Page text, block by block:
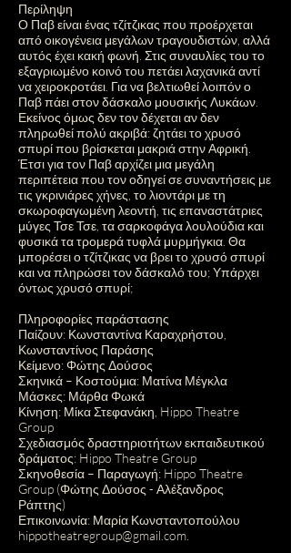
Περίληψη
Ο Παβ είναι ένας τζίτζικας που προέρχεται
από οικογένεια μεγάλων τραγουδιστών, αλλά
αυτός έχει κακή φωνή. Στις συναυλίες του το
εξαγριωμένο κοινό του πετάει λαχανικά αντί
να χειροκροτάει. Για να βελτιωθεί λοιπόν ο
Παβ πάει στον δάσκαλο μουσικής Λυκάων.
Εκείνος όμως δεν τον δέχεται αν δεν
πληρωθεί πολύ ακριβά: ζητάει το χρυσό
σπυρί που βρίσκεται μακριά στην Αφρική.
Έτσι για τον Παβ αρχίζει μια μεγάλη
περιπέτεια που τον οδηγεί σε συναντήσεις με
τις γκρινιάρες χήνες, το λιοντάρι με τη
σκωροφαγωμένη λεοντή, τις επαναστάτριες
μύγες Τσε Τσε, τα σαρκοφάγα λουλούδια και
φυσικά τα τρομερά τυφλά μυρμήγκια. Θα
μπορέσει ο τζίτζικας να βρει το χρυσό σπυρί
και να πληρώσει τον δάσκαλό του; Υπάρχει
όντως χρυσό σπυρί;
Πληροφορίες παράστασης
Παίζουν: Κωνσταντίνα Καραχρήστου,
Κωνσταντίνος Παράσης
Κείμενο: Φώτης Δούσος
Σκηνικά – Κοστούμια: Ματίνα Μέγκλα
Μάσκες: Μάρθα Φωκά
Κίνηση: Μίκα Στεφανάκη, Hippo Theatre
Group
Σχεδιασμός δραστηριοτήτων εκπαιδευτικού
δράματος: Hippo Theatre Group
Σκηνοθεσία – Παραγωγή: Hippo Theatre
Group (Φώτης Δούσος - Αλέξανδρος
Ράπτης)
Επικοινωνία: Μαρία Κωνσταντοπούλου
hippotheatregroup@gmail.com.